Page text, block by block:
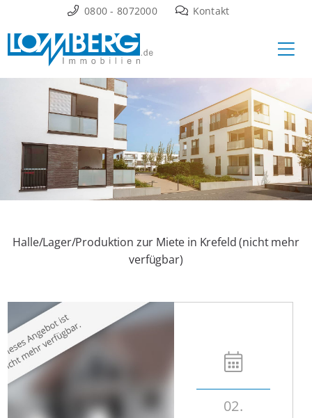
Inhalt
springen
0800 - 8072000 Kontakt
Halle/Lager/Produktion zur Miete in Krefeld (nicht mehr
verfügbar)
02.